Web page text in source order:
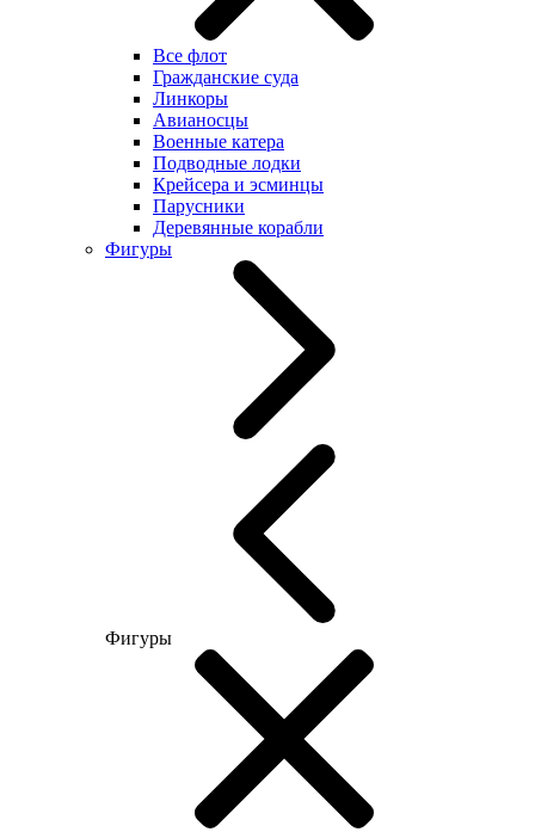
Все флот
Гражданские суда
Линкоры
Авианосцы
Военные катера
Подводные лодки
Крейсера и эсминцы
Парусники
Деревянные корабли
Фигуры
Фигуры